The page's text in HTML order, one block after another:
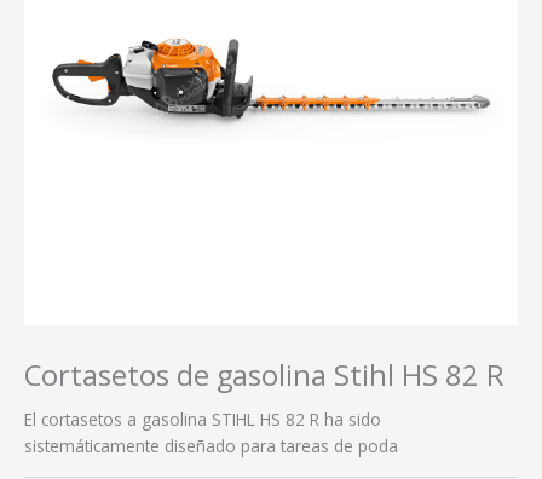
Cortasetos de gasolina Stihl HS 82 R
El cortasetos a gasolina STIHL HS 82 R ha sido
sistemáticamente diseñado para tareas de poda